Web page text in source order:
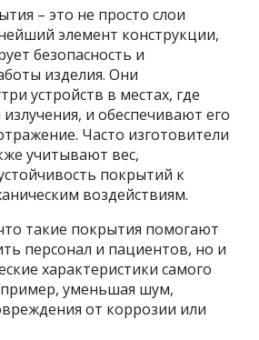
– это не просто слои
элемент конструкции,
безопасность и
изделия. Они
устройств в местах, где
и обеспечивают его
Часто изготовители
учитывают вес,
покрытий к
воздействиям.
такие покрытия помогают
персонал и пациентов, но и
характеристики самого
уменьшая шум,
от коррозии или